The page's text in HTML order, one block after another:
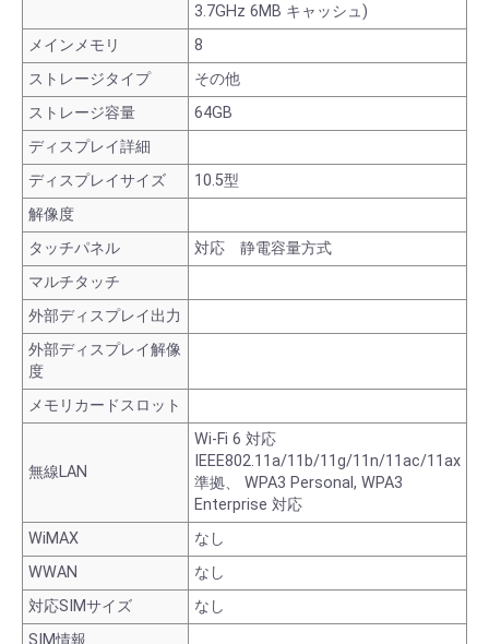
3.7GHz 6MB キャッシュ)
メインメモリ
8
ストレージタイプ
その他
ストレージ容量
64GB
ディスプレイ詳細
ディスプレイサイズ
10.5型
解像度
タッチパネル
対応 静電容量方式
マルチタッチ
外部ディスプレイ出力
外部ディスプレイ解像
度
メモリカードスロット
無線LAN
Wi-Fi 6 対応
IEEE802.11a/11b/11g/11n/11ac/11ax
準拠、 WPA3 Personal, WPA3
Enterprise 対応
WiMAX
なし
WWAN
なし
対応SIMサイズ
なし
SIM情報